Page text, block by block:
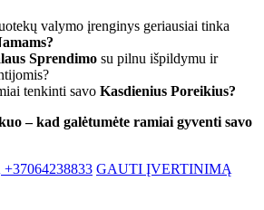
valymo įrenginys geriausiai tinka
Sprendimo su pilnu išpildymu ir
tenkinti savo Kasdienius Poreikius?
– kad galėtumėte ramiai gyventi savo
GAUTI ĮVERTINIMĄ